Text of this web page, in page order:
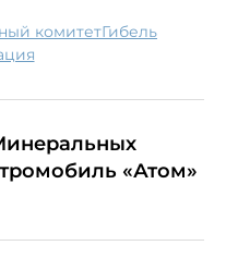
комитет гибель
«Атом»